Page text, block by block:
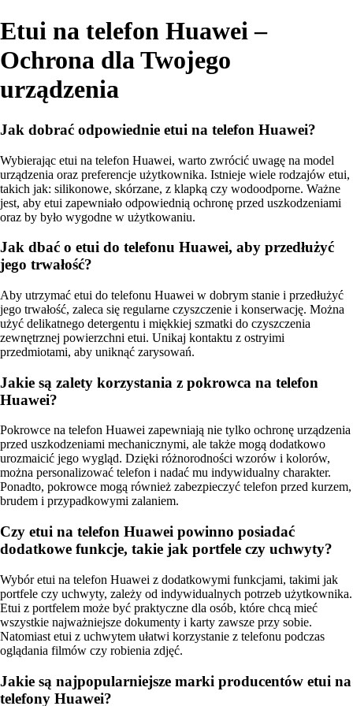
Etui na telefon Huawei –
Ochrona dla Twojego
urządzenia
Jak dobrać odpowiednie etui na telefon Huawei?
Wybierając etui na telefon Huawei, warto zwrócić uwagę na model
urządzenia oraz preferencje użytkownika. Istnieje wiele rodzajów etui,
takich jak: silikonowe, skórzane, z klapką czy wodoodporne. Ważne
jest, aby etui zapewniało odpowiednią ochronę przed uszkodzeniami
oraz by było wygodne w użytkowaniu.
Jak dbać o etui do telefonu Huawei, aby przedłużyć
jego trwałość?
Aby utrzymać etui do telefonu Huawei w dobrym stanie i przedłużyć
jego trwałość, zaleca się regularne czyszczenie i konserwację. Można
użyć delikatnego detergentu i miękkiej szmatki do czyszczenia
zewnętrznej powierzchni etui. Unikaj kontaktu z ostryimi
przedmiotami, aby uniknąć zarysowań.
Jakie są zalety korzystania z pokrowca na telefon
Huawei?
Pokrowce na telefon Huawei zapewniają nie tylko ochronę urządzenia
przed uszkodzeniami mechanicznymi, ale także mogą dodatkowo
urozmaicić jego wygląd. Dzięki różnorodności wzorów i kolorów,
można personalizować telefon i nadać mu indywidualny charakter.
Ponadto, pokrowce mogą również zabezpieczyć telefon przed kurzem,
brudem i przypadkowymi zalaniem.
Czy etui na telefon Huawei powinno posiadać
dodatkowe funkcje, takie jak portfele czy uchwyty?
Wybór etui na telefon Huawei z dodatkowymi funkcjami, takimi jak
portfele czy uchwyty, zależy od indywidualnych potrzeb użytkownika.
Etui z portfelem może być praktyczne dla osób, które chcą mieć
wszystkie najważniejsze dokumenty i karty zawsze przy sobie.
Natomiast etui z uchwytem ułatwi korzystanie z telefonu podczas
oglądania filmów czy robienia zdjęć.
Jakie są najpopularniejsze marki producentów etui na
telefony Huawei?